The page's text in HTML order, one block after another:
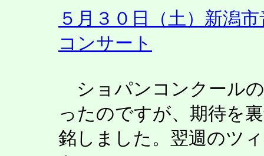
５月３０日（土）新潟
コンサート
ショパンコンクール
ったのですが、期待を
銘しました。翌週のツ